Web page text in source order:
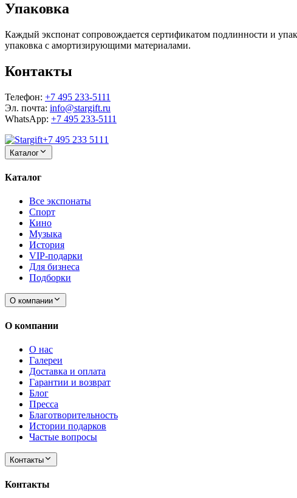
Упаковка
Каждый экспонат сопровождается сертификатом подлинности и
упаковка с амортизирующими материалами.
Контакты
Телефон: +7 495 233-5111
Эл. почта: info@stargift.ru
WhatsApp: +7 495 233-5111
+7 495 233 5111
Каталог
Каталог
Все экспонаты
Спорт
Кино
Музыка
История
VIP-подарки
Для бизнеса
Подборки
О компании
О компании
О нас
Галереи
Доставка и оплата
Гарантии и возврат
Блог
Пресса
Благотворительность
Истории подарков
Частые вопросы
Контакты
Контакты